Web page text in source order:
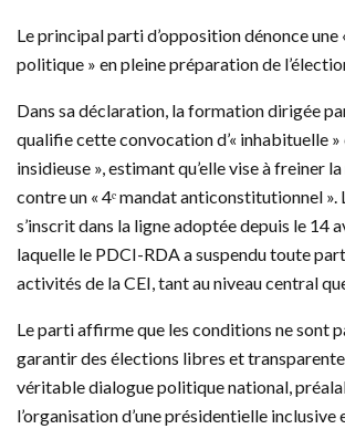
Le principal parti d’opposition dénonce
politique » en pleine préparation de
Dans sa déclaration, la formation dirigée
qualifie cette convocation d’« inhabituelle »
insidieuse », estimant qu’elle vise à freiner
contre un « 4ᵉ mandat anticonstitutionnel
s’inscrit dans la ligne adoptée depuis le 14
laquelle le PDCI-RDA a suspendu toute
activités de la CEI, tant au niveau central
Le parti affirme que les conditions ne sont
garantir des élections libres et
véritable dialogue politique national,
l’organisation d’une présidentielle inclusive